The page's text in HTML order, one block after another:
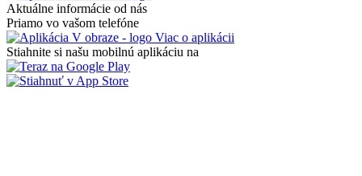
Aktuálne informácie od nás
Priamo vo vašom telefóne
Viac o aplikácii
Stiahnite si našu mobilnú aplikáciu na